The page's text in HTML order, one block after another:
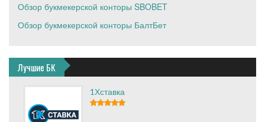
Обзор букмекерской конторы SBOBET
Обзор букмекерской конторы БалтБет
Лучшие БК
1Хставка